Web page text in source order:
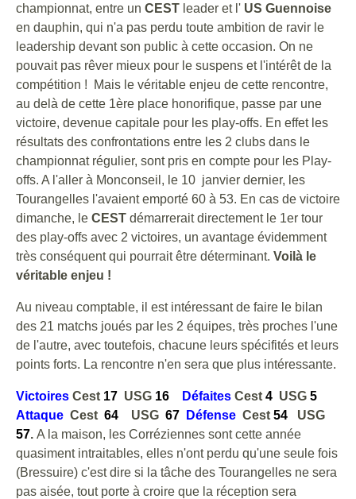
championnat, entre un CEST leader et l' US Guennoise
en dauphin, qui n'a pas perdu toute ambition de ravir le
leadership devant son public à cette occasion. On ne
pouvait pas rêver mieux pour le suspens et l'intérêt de la
compétition ! Mais le véritable enjeu de cette rencontre,
au delà de cette 1ère place honorifique, passe par une
victoire, devenue capitale pour les play-offs. En effet les
résultats des confrontations entre les 2 clubs dans le
championnat régulier, sont pris en compte pour les Play-
offs. A l'aller à Monconseil, le 10 janvier dernier, les
Tourangelles l'avaient emporté 60 à 53. En cas de victoire
dimanche, le CEST démarrerait directement le 1er tour
des play-offs avec 2 victoires, un avantage évidemment
très conséquent qui pourrait être déterminant. Voilà le
véritable enjeu !
Au niveau comptable, il est intéressant de faire le bilan
des 21 matchs joués par les 2 équipes, très proches l'une
de l'autre, avec toutefois, chacune leurs spécifités et leurs
points forts. La rencontre n'en sera que plus intéressante.
Victoires Cest 17 USG 16 Défaites Cest 4 USG 5
Attaque Cest 64 USG 67 Défense Cest 54
USG
57. A la maison, les Corréziennes sont cette année
quasiment intraitables, elles n'ont perdu qu'une seule fois
(Bressuire) c'est dire si la tâche des Tourangelles ne sera
pas aisée, tout porte à croire que la réception sera